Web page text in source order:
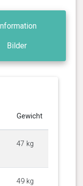
Bilder
Gewicht
47 kg
49 kg